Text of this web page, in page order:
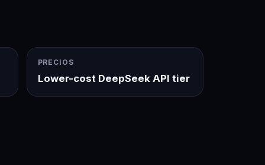
PRECIOS
Lower-cost DeepSeek API tier